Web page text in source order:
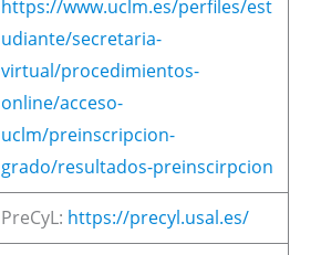
https://www.uclm.es/perfiles/est
udiante/secretaria-
virtual/procedimientos-
online/acceso-
uclm/preinscripcion-
grado/resultados-preinscirpcion
PreCyL: https://precyl.usal.es/